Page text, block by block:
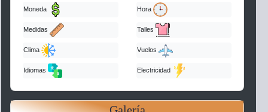
Moneda
Medidas
Clima
Idiomas
Hora
Talles
Vuelos
Electricidad